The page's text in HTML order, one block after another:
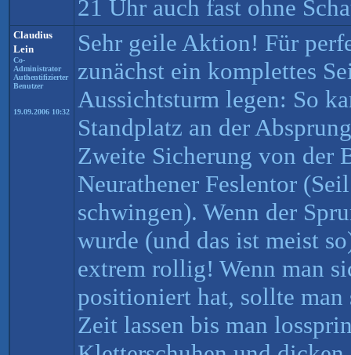
21 Uhr auch fast ohne
Claudius
Lein
Co-
Administrator
Authentifizierter
Benutzer
19.09.2006 10:32
Sehr geile Aktion! Für
zunächst ein komplettes
Aussichtsturm legen: So
Standplatz an der
Zweite Sicherung von der
Neurathener Feslentor
schwingen). Wenn der
wurde (und das ist meist
extrem rollig! Wenn man
positioniert hat, sollte
Zeit lassen bis man